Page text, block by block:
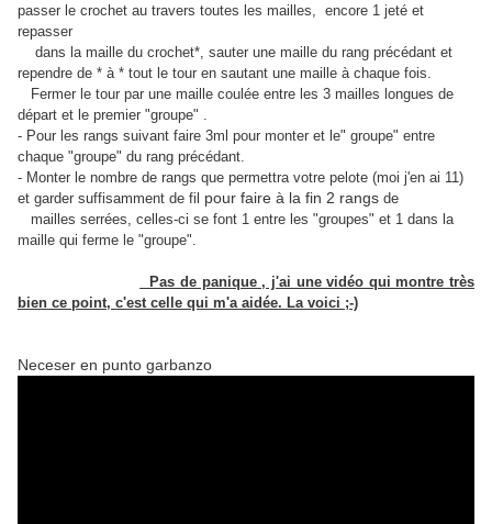
passer le crochet au travers toutes les mailles, encore 1 jeté et
repasser
dans la maille du crochet*, sauter une maille du rang précédant et
rependre de * à * tout le tour en sautant une maille à chaque fois.
Fermer le tour par une maille coulée entre les 3 mailles longues de
départ et le premier "groupe" .
- Pour les rangs suivant faire 3ml pour monter et le" groupe" entre
chaque "groupe" du rang précédant.
- Monter le nombre de rangs que permettra votre pelote (moi j'en ai 11)
et garder suffisamment de fil pour faire à la fin 2 rangs de
mailles serrées, celles-ci se font 1 entre les "groupes" et 1 dans la
maille qui ferme le "groupe".
Pas de panique , j'ai une vidéo qui montre très
bien ce point, c'est celle qui m'a aidée. La voici ;-)
Neceser en punto garbanzo